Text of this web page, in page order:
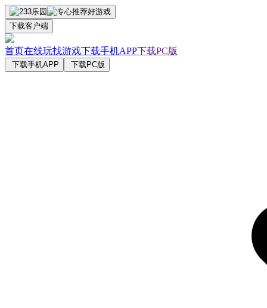
下载客户端
首页在线玩找游戏下载手机APP下载PC版
下载手机APP 下载PC版